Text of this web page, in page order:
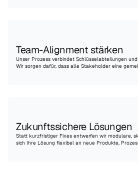
Team-Alignment stärken
Unser Prozess verbindet Schlüsselabteilungen
Wir sorgen dafür, dass alle Stakeholder eine
Zukunftssichere Lösungen
Statt kurzfristiger Fixes entwerfen wir modulare,
sich Ihre Lösung flexibel an neue Produkte,